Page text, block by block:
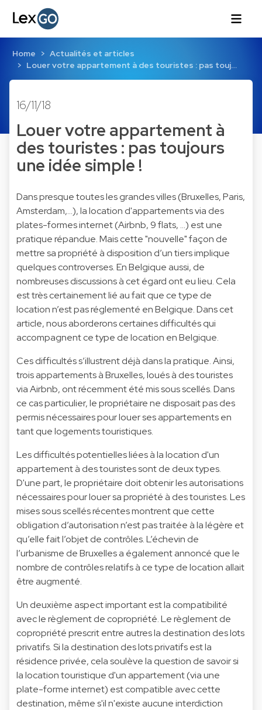
Home
Actualités et articles
Louer votre appartement à des touristes : pas touj…
16/11/18
Louer votre appartement à
des touristes : pas toujours
une idée simple !
Dans presque toutes les grandes villes (Bruxelles, Paris,
Amsterdam,...), la location d'appartements via des
plates-formes internet (Airbnb, 9 flats, ...) est une
pratique répandue. Mais cette "nouvelle" façon de
mettre sa propriété à disposition d’un tiers implique
quelques controverses. En Belgique aussi, de
nombreuses discussions à cet égard ont eu lieu. Cela
est très certainement lié au fait que ce type de
location n’est pas réglementé en Belgique. Dans cet
article, nous aborderons certaines difficultés qui
accompagnent ce type de location en Belgique.
Ces difficultés s’illustrent déjà dans la pratique. Ainsi,
trois appartements à Bruxelles, loués à des touristes
via Airbnb, ont récemment été mis sous scellés. Dans
ce cas particulier, le propriétaire ne disposait pas des
permis nécessaires pour louer ses appartements en
tant que logements touristiques.
Les difficultés potentielles liées à la location d'un
appartement à des touristes sont de deux types.
D'une part, le propriétaire doit obtenir les autorisations
nécessaires pour louer sa propriété à des touristes. Les
mises sous scellés récentes montrent que cette
obligation d’autorisation n’est pas traitée à la légère et
qu’elle fait l’objet de contrôles. L’échevin de
l’urbanisme de Bruxelles a également annoncé que le
nombre de contrôles relatifs à ce type de location allait
être augmenté.
Un deuxième aspect important est la compatibilité
avec le règlement de copropriété. Le règlement de
copropriété prescrit entre autres la destination des lots
privatifs. Si la destination des lots privatifs est la
résidence privée, cela soulève la question de savoir si
la location touristique d'un appartement (via une
plate-forme internet) est compatible avec cette
destination, même s'il n'existe aucune interdiction